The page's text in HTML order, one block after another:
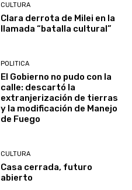
CULTURA
Clara derrota de Milei en la
llamada “batalla cultural”
POLITICA
El Gobierno no pudo con la
calle: descartó la
extranjerización de tierras
y la modificación de Manejo
de Fuego
CULTURA
Casa cerrada, futuro
abierto